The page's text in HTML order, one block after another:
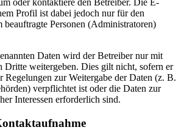
oder kontaktiere den Betreiber. Die E-
Profil ist dabei jedoch nur für den
Personen (Administratoren)
Daten wird der Betreiber nur mit
Dritte weitergeben. Dies gilt nicht, sofern er
Regelungen zur Weitergabe der Daten (z. B.
verpflichtet ist oder die Daten zur
Interessen erforderlich sind.